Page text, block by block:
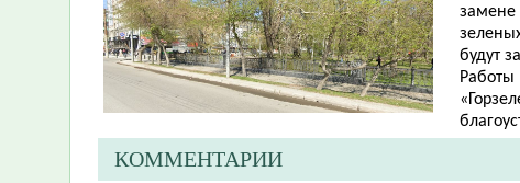
замене
будут
КОММЕНТАРИИ